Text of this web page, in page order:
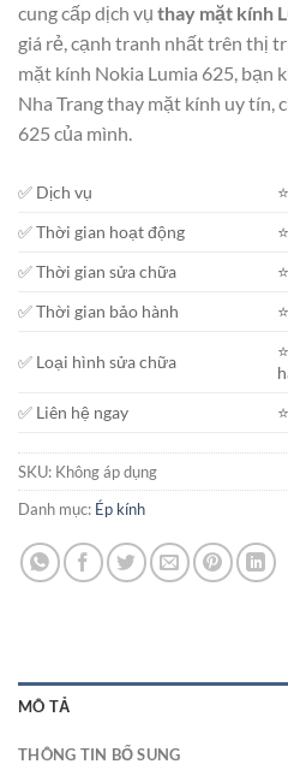
cung cấp dịch vụ thay mặt kính
giá rẻ, cạnh tranh nhất trên thị
mặt kính Nokia Lumia 625, bạn
Nha Trang thay mặt kính uy tín,
625 của mình.
✅ Dịch vụ
✅ Thời gian hoạt động
✅ Thời gian sửa chữa
✅ Thời gian bảo hành
✅ Loại hình sửa chữa
✅ Liên hệ ngay
SKU: Không áp dụng
Danh mục: Ép kính
MÔ TẢ
THÔNG TIN BỔ SUNG